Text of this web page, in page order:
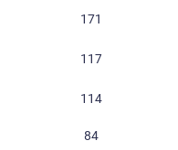
171
117
114
84